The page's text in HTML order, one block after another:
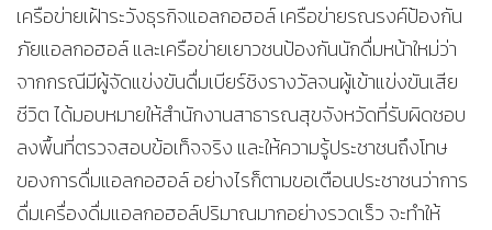
เครือข่ายเฝ้าระวังธุรกิจแอลกอฮอล์ เครือข่ายรณรงค์ป้องกัน
ภัยแอลกอฮอล์ และเครือข่ายเยาวชนป้องกันนักดื่มหน้าใหม่ว่า
จากกรณีมีผู้จัดแข่งขันดื่มเบียร์ชิงรางวัลจนผู้เข้าแข่งขันเสีย
ชีวิต ได้มอบหมายให้สำนักงานสาธารณสุขจังหวัดที่รับผิดชอบ
ลงพื้นที่ตรวจสอบข้อเท็จจริง และให้ความรู้ประชาชนถึงโทษ
ของการดื่มแอลกอฮอล์ อย่างไรก็ตามขอเตือนประชาชนว่าการ
ดื่มเครื่องดื่มแอลกอฮอล์ปริมาณมากอย่างรวดเร็ว จะทำให้